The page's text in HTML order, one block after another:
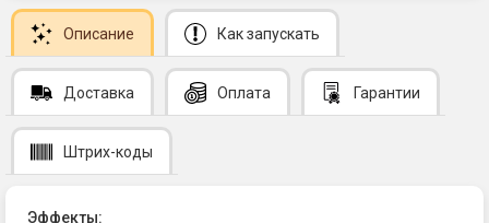
Описание Как запускать
Доставка Оплата Гарантии
Штрих-коды
Эффекты: